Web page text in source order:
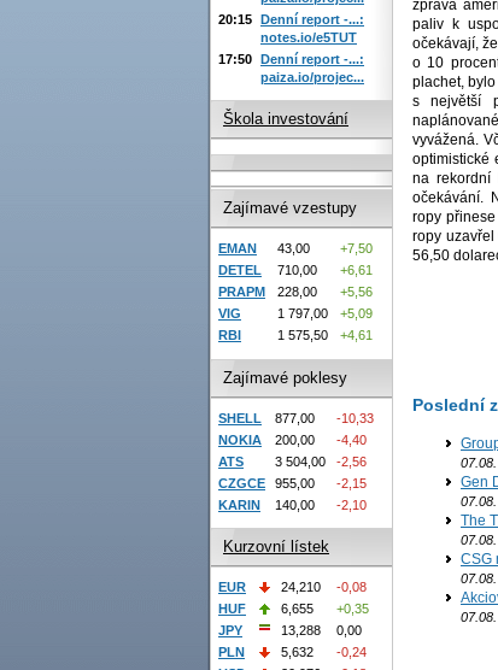
zpráva
paliv k
očekávají,
o 10
plachet,
s největší
vyvážená.
optimistické
na rekordní
očekávání.
ropy
ropy uzavřel
56,50
Poslední
Gen
The
CSG
20:15 Denní report -...:
notes.io/e5TUT
17:50 Denní report -...:
paiza.io/projec...
Škola investování
Zajímavé vzestupy
EMAN 43,00
+7,50
DETEL
710,00
+6,61
PRAPM
228,00
+5,56
VIG
1 797,00
+5,09
RBI
1 575,50 +4,61
Zajímavé poklesy
SHELL 877,00
-10,33
NOKIA
200,00
-4,40
ATS
3 504,00
-2,56
CZGCE
955,00
-2,15
KARIN
140,00 -2,10
Kurzovní lístek
EUR 24,210
-0,08
HUF
6,655
+0,35
JPY
13,288
0,00
PLN
5,632
-0,24